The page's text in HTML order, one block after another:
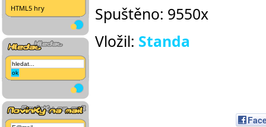
HTML5 hry
Spuštěno: 9550x
Vložil: Standa